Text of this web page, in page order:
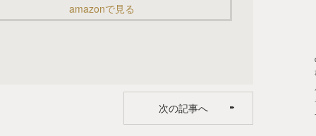
amazonで見る
次の記事へ